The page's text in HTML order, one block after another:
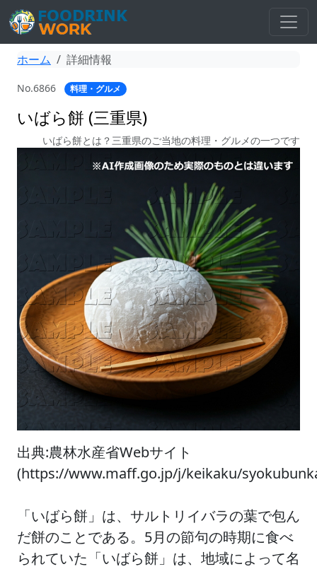
ホーム 詳細情報
No.6866 料理・グルメ
いばら餅 (三重県)
いばら餅とは？三重県のご当地の料理・グルメの一つです
出典:農林水産省Webサイト
(https://www.maff.go.jp/j/keikaku/
「いばら餅」は、サルトリイバラの葉で包ん
だ餅のことである。5月の節句の時期に食べ
られていた「いばら餅」は、地域によって名